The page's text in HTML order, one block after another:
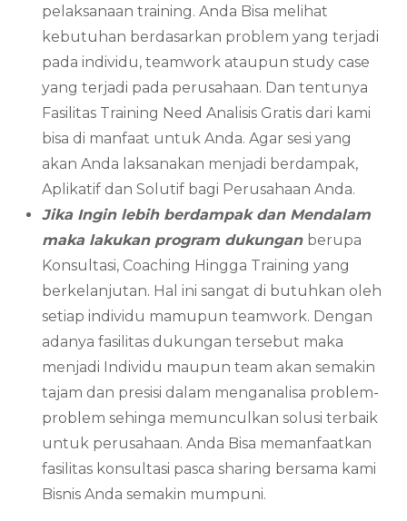
pelaksanaan training. Anda Bisa melihat
kebutuhan berdasarkan problem yang terjadi
pada individu, teamwork ataupun study case
yang terjadi pada perusahaan. Dan tentunya
Fasilitas Training Need Analisis Gratis dari kami
bisa di manfaat untuk Anda. Agar sesi yang
akan Anda laksanakan menjadi berdampak,
Aplikatif dan Solutif bagi Perusahaan Anda.
Jika Ingin lebih berdampak dan Mendalam
maka lakukan program dukungan berupa
Konsultasi, Coaching Hingga Training yang
berkelanjutan. Hal ini sangat di butuhkan oleh
setiap individu mamupun teamwork. Dengan
adanya fasilitas dukungan tersebut maka
menjadi Individu maupun team akan semakin
tajam dan presisi dalam menganalisa problem-
problem sehinga memunculkan solusi terbaik
untuk perusahaan. Anda Bisa memanfaatkan
fasilitas konsultasi pasca sharing bersama kami
Bisnis Anda semakin mumpuni.